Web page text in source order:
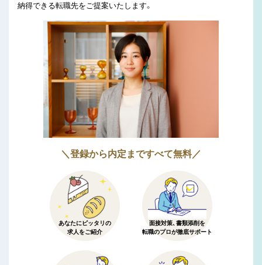
納得できる転職先をご提案いたします。
＼登録から内定まですべて無料／
あなたにピッタリの
求人をご紹介
面接対策、書類添削を
転職のプロが徹底サポート